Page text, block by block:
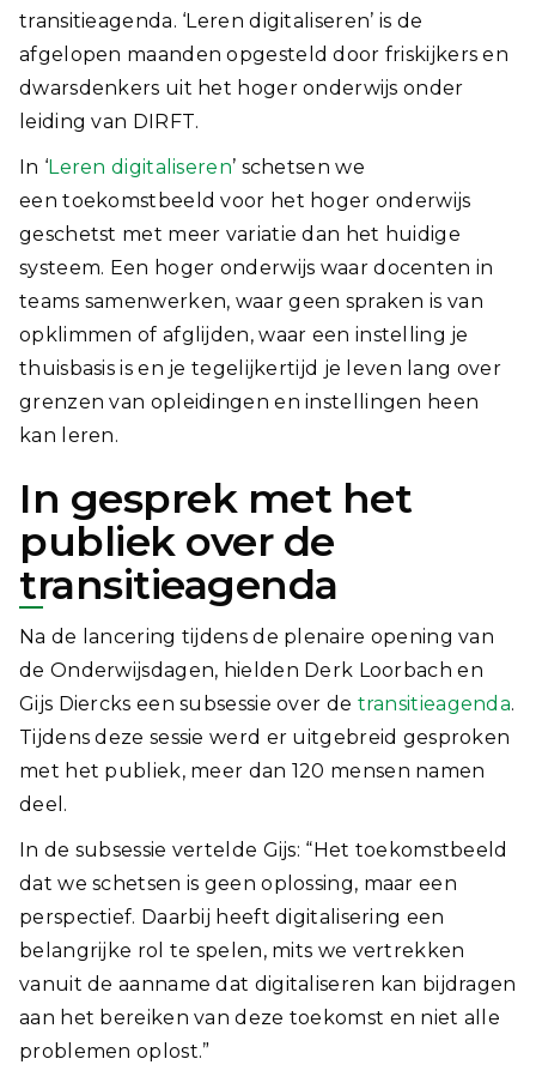
transitieagenda. ‘Leren digitaliseren’ is de
afgelopen maanden opgesteld door friskijkers en
dwarsdenkers uit het hoger onderwijs onder
leiding van DIRFT.
In ‘Leren digitaliseren’ schetsen we
een toekomstbeeld voor het hoger onderwijs
geschetst met meer variatie dan het huidige
systeem. Een hoger onderwijs waar docenten in
teams samenwerken, waar geen spraken is van
opklimmen of afglijden, waar een instelling je
thuisbasis is en je tegelijkertijd je leven lang over
grenzen van opleidingen en instellingen heen
kan leren.
In gesprek met het
publiek over de
transitieagenda
Na de lancering tijdens de plenaire opening van
de Onderwijsdagen, hielden Derk Loorbach en
Gijs Diercks een subsessie over de transitieagenda.
Tijdens deze sessie werd er uitgebreid gesproken
met het publiek, meer dan 120 mensen namen
deel.
In de subsessie vertelde Gijs: “Het toekomstbeeld
dat we schetsen is geen oplossing, maar een
perspectief. Daarbij heeft digitalisering een
belangrijke rol te spelen, mits we vertrekken
vanuit de aanname dat digitaliseren kan bijdragen
aan het bereiken van deze toekomst en niet alle
problemen oplost.”